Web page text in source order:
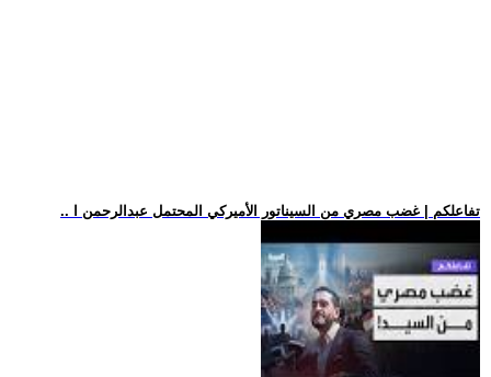
.. تفاعلكم | غضب مصري من السيناتور الأميركي المحتمل عبدالرحمن ا